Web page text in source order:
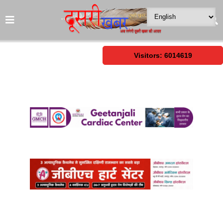
Visitors: 6014619